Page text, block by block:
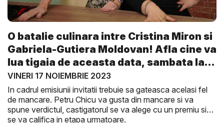
O batalie culinara intre Cristina Miron si
Gabriela-Gutiera Moldovan! Afla cine va
lua tigaia de aceasta data, sambata la
G...
VINERI 17 NOIEMBRIE 2023
In cadrul emisiunii invitatii trebuie sa gateasca acelasi fel
de mancare. Petru Chicu va gusta din mancare si va
spune verdictul, castigatorul se va alege cu un premiu si
se va califica in etapa urmatoare.